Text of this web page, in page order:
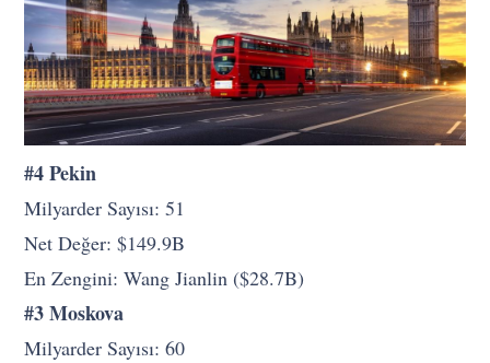
#4 Pekin
Milyarder Sayısı: 51
Net Değer: $149.9B
En Zengini: Wang Jianlin ($28.7B)
#3 Moskova
Milyarder Sayısı: 60